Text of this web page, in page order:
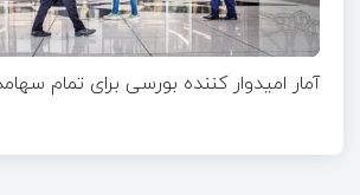
آمار امیدوار کننده بورسی برای تمام سهامداران